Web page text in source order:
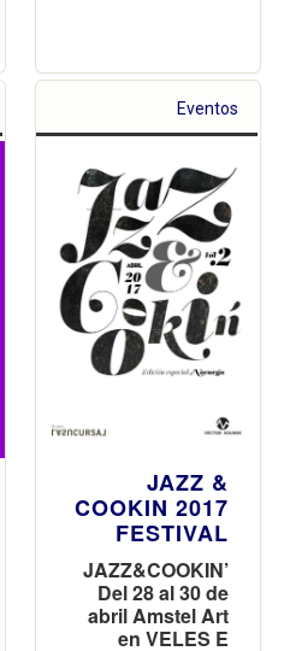
JAZZ &
COOKIN 2017
FESTIVAL
JAZZ&COOKIN’
Del 28 al 30 de
abril Amstel Art
en VELES E
VENTS